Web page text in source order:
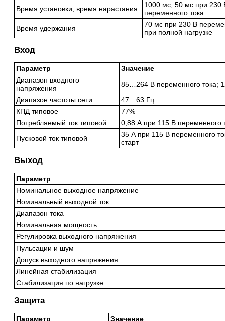
Время установки, время нарастания
1000 мс, 50 мс при 230
переменного тока
Время удержания
70 мс при 230 В
при полной нагрузке
Вход
Параметр
Значение
Диапазон входного
напряжения
85…264 В переменного тока;
Диапазон частоты сети
47…63 Гц
КПД типовое
77%
Потребляемый ток типовой
0,88 А при 115 В переменного
Пусковой ток типовой
35 А при 115 В переменного
старт
Выход
Параметр
Номинальное выходное напряжение
Номинальный выходной ток
Диапазон тока
Номинальная мощность
Регулировка выходного напряжения
Пульсации и шум
Допуск выходного напряжения
Линейная стабилизация
Стабилизация по нагрузке
Защита
Параметр Значение